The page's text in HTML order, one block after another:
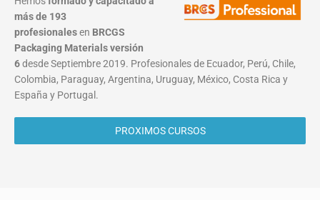
más de 193
profesionalesen BRCGS
Packaging Materialsversión
6desde Septiembre 2019. Profesionales de Ecuador, Perú, Chile,
Colombia, Paraguay, Argentina, Uruguay, México, Costa Rica y
España y Portugal.
PROXIMOS CURSOS